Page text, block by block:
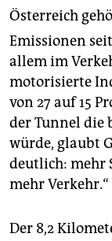
Österreich
Emissionen
allem im
motorisierte
von 27 auf 15
der Tunnel die
würde, glaubt
deutlich: mehr
mehr Verkehr.“
Der 8,2